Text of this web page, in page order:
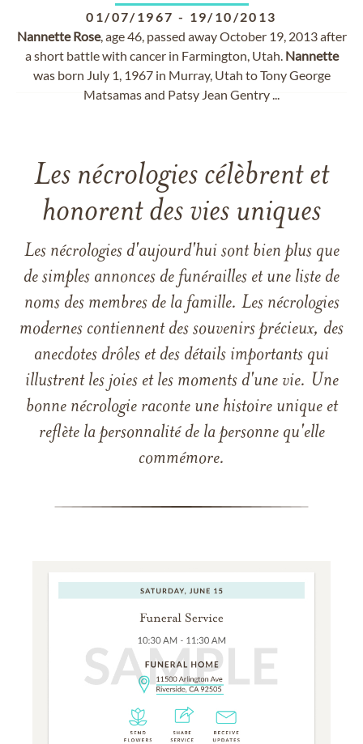
01/07/1967 - 19/10/2013
Nannette Rose, age 46, passed away October 19, 2013 after
a short battle with cancer in Farmington, Utah. Nannette
was born July 1, 1967 in Murray, Utah to Tony George
Matsamas and Patsy Jean Gentry ...
Les nécrologies célèbrent et
honorent des vies uniques
Les nécrologies d'aujourd'hui sont bien plus que
de simples annonces de funérailles et une liste de
noms des membres de la famille. Les nécrologies
modernes contiennent des souvenirs précieux, des
anecdotes drôles et des détails importants qui
illustrent les joies et les moments d'une vie. Une
bonne nécrologie raconte une histoire unique et
reflète la personnalité de la personne qu'elle
commémore.